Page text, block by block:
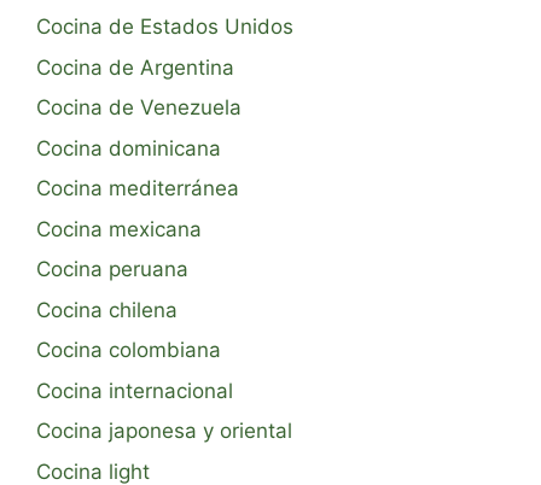
Cocina de Estados Unidos
Cocina de Argentina
Cocina de Venezuela
Cocina dominicana
Cocina mediterránea
Cocina mexicana
Cocina peruana
Cocina chilena
Cocina colombiana
Cocina internacional
Cocina japonesa y oriental
Cocina light